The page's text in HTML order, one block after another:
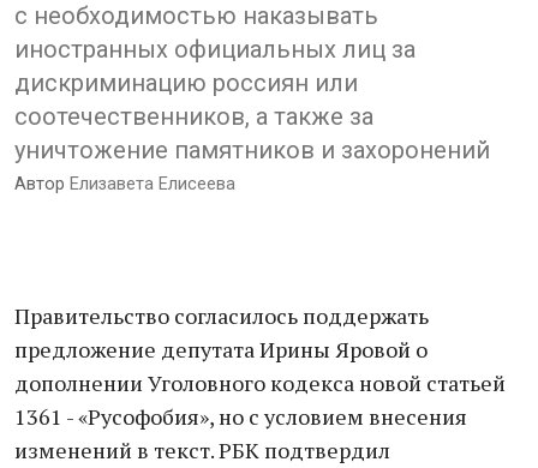
с необходимостью наказывать
иностранных официальных лиц за
дискриминацию россиян или
соотечественников, а также за
уничтожение памятников и захоронений
Автор Елизавета Елисеева
Правительство согласилось поддержать
предложение депутата Ирины Яровой о
дополнении Уголовного кодекса новой статьей
1361 - «Русофобия», но с условием внесения
изменений в текст. РБК подтвердил